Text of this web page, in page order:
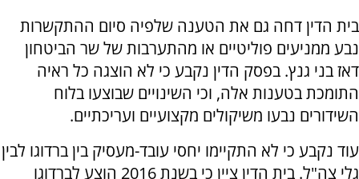
בית הדין דחה גם את הטענה שלפיה סיום ההתקשרות
נבע ממניעים פוליטיים או מהתערבות של שר הביטחון
דאז בני גנץ. בפסק הדין נקבע כי לא הוצגה כל ראיה
התומכת בטענות אלה, וכי השינויים שבוצעו בלוח
השידורים נבעו משיקולים מקצועיים ועריכתיים.
עוד נקבע כי לא התקיימו יחסי עובד-מעסיק בין ברדוגו לבין
גלי צה"ל. בית הדין ציין כי בשנת 2016 הוצע לברדוגו